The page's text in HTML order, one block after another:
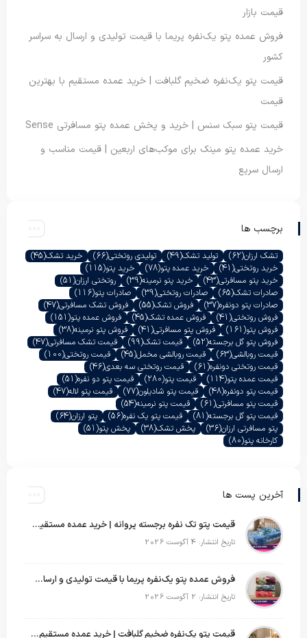
قیمت بازار
فروش عمده پتو یک‌نفره پریما با قیمت تولیدی و ارسال به سراسر
کشور
قیمت پتو یک‌نفره ضخیم گلبافت | خرید عمده مستقیم با بهترین
قیمت
قیمت پتو سبک سنس | خرید و پخش عمده پتو مسافرتی Sense
خرید عمده پتو مینک برای موکب‌های اربعین | قیمت مناسب و
ارسال سریع
برچسب ها
تشک ارزان(62) تولید تشک(49) تولیدی روتختی(66) خرید تشک(45)
خرید روتختی(41) خرید عمده پتو(78) خرید پتو(115)
خرید پتو مسافرتی(43) خرید پتو نرمینه(39) روتختی ارزان(51)
صادرات تشک(65) صادرات روتختی(39) صادرات پتو(116)
صادرات پتو دونفره(37) فروش تشک(55) فروش تشک مسافرتی(47)
فروش روتختی(41) فروش عمده تشک(45) فروش عمده پتو(151)
فروش پتو(161) فروش پتو مسافرتی(41) فروش پتو نرمینه(38)
فروش پتو گل برجسته(52) قیمت تشک(99) قیمت تشک مسافرتی(47)
قیمت روبالشی(63) قیمت روبالشی مخمل(45) قیمت روتختی(100)
قیمت روتختی دونفره(61) قیمت روتختی سه بعدی(46)
قیمت عمده پتو(114) قیمت پتو(280) قیمت پتو دو نفره(51)
قیمت پتو دونفره(48) قیمت پتو شادیلون(77) قیمت پتو لاله(47)
قیمت پتو مسافرتی(61) قیمت پتو نرمینه(54)
قیمت پتو گل برجسته(81) قیمت پتو یک نفره(56) پتو ارزان(64)
پتو مسافرتی ارزان(36) پخش تشک(38) پخش پتو(51)
کارخانه پتو(80)
آخرین پست ها
قیمت پتو تک نفره برجسته پروانه | خرید عمده مستقیم با بهترین قیمت بازار
تاریخ انتشار: 4 آگوست 2026
فروش عمده پتو یک‌نفره پریما با قیمت تولیدی و ارسال به سراسر کشور
تاریخ انتشار: 2 آگوست 2026
قیمت پتو یک‌نفره ضخیم گلبافت | خرید عمده مستقیم با بهترین قیمت